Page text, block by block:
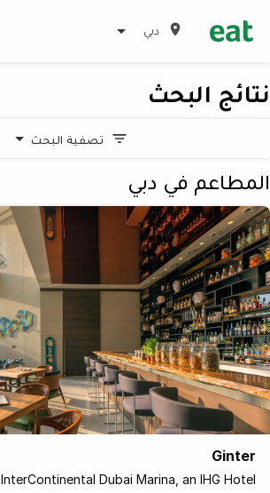
دبي
نتائج البحث
تصفية البحث
المطاعم في دبي
Ginter
InterContinental Dubai Marina, an IHG Hotel